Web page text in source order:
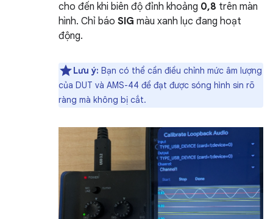
cho đến khi biên độ đỉnh khoảng 0,8 trên màn
hình. Chỉ báo SIG màu xanh lục đang hoạt
động.
Lưu ý: Bạn có thể cần điều chỉnh mức âm lượng
của DUT và AMS-44 để đạt được sóng hình sin rõ
ràng mà không bị cắt.